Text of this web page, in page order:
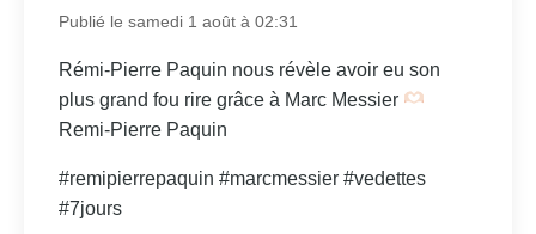
Publié le samedi 1 août à 02:31
Rémi-Pierre Paquin nous révèle avoir eu son
plus grand fou rire grâce à Marc Messier
Remi-Pierre Paquin
#remipierrepaquin #marcmessier #vedettes
#7jours